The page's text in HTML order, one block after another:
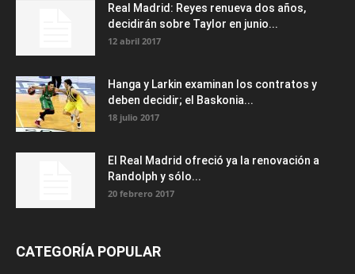
Real Madrid: Reyes renueva dos años,
decidirán sobre Taylor en junio...
12 abril 2017
Hanga y Larkin examinan los contratos y
deben decidir; el Baskonia...
18 julio 2017
El Real Madrid ofreció ya la renovación a
Randolph y sólo...
20 febrero 2017
CATEGORÍA POPULAR